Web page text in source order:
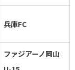
兵庫FC
ファジアーノ岡山